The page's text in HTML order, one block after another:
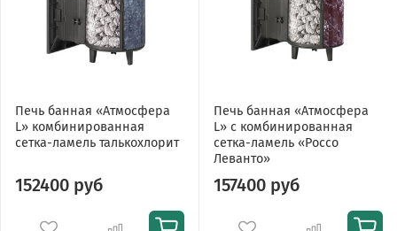
Печь банная «Атмосфера
L» комбинированная
сетка-ламель талькохлорит
152400 руб
Печь банная «Атмосфера
L» с комбинированная
сетка-ламель «Россо
Леванто»
157400 руб